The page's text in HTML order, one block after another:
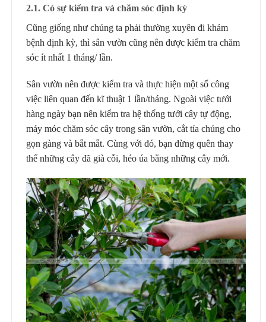
2.1. Có sự kiểm tra và chăm sóc định kỳ
Cũng giống như chúng ta phải thường xuyên đi khám
bệnh định kỳ, thì sân vườn cũng nên được kiểm tra chăm
sóc ít nhất 1 tháng/ lần.
Sân vườn nên được kiểm tra và thực hiện một số công
việc liên quan đến kĩ thuật 1 lần/tháng. Ngoài việc tưới
hàng ngày bạn nên kiểm tra hệ thống tưới cây tự động,
máy móc chăm sóc cây trong sân vườn, cắt tỉa chúng cho
gọn gàng và bắt mắt. Cùng với đó, bạn đừng quên thay
thế những cây đã già cỗi, héo úa bằng những cây mới.